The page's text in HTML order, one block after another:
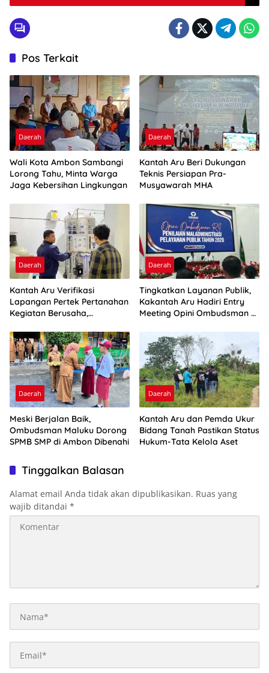
Pos Terkait
Daerah
Wali Kota Ambon Sambangi
Lorong Tahu, Minta Warga
Jaga Kebersihan Lingkungan
Daerah
Kantah Aru Beri Dukungan
Teknis Persiapan Pra-
Musyawarah MHA
Daerah
Kantah Aru Verifikasi
Lapangan Pertek Pertanahan
Kegiatan Berusaha,
Daerah
Tingkatkan Layanan Publik,
Kakantah Aru Hadiri Entry
Meeting Opini Ombudsman RI
Daerah
Meski Berjalan Baik,
Ombudsman Maluku Dorong
SPMB SMP di Ambon Dibenahi
Daerah
Kantah Aru dan Pemda Ukur
Bidang Tanah Pastikan Status
Hukum-Tata Kelola Aset
Tinggalkan Balasan
Alamat email Anda tidak akan dipublikasikan. Ruas yang
wajib ditandai *